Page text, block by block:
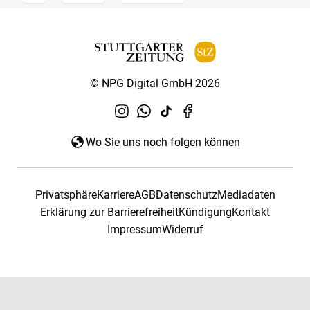
© NPG Digital GmbH 2026
Wo Sie uns noch folgen können
PrivatsphäreKarriereAGBDatenschutzMediadaten
Erklärung zur BarrierefreiheitKündigungKontakt
ImpressumWiderruf